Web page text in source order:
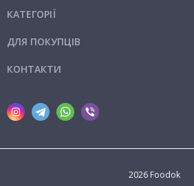
КАТЕГОРІЇ
ДЛЯ ПОКУПЦІВ
КОНТАКТИ
2026 Foodok